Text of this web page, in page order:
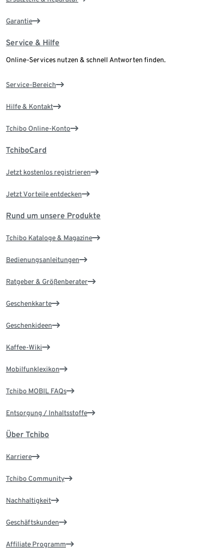
Garantie
Service & Hilfe
Online-Services nutzen & schnell Antworten finden.
Service-Bereich
Hilfe & Kontakt
Tchibo Online-Konto
TchiboCard
Jetzt kostenlos registrieren
Jetzt Vorteile entdecken
Rund um unsere Produkte
Tchibo Kataloge & Magazine
Bedienungsanleitungen
Ratgeber & Größenberater
Geschenkkarte
Geschenkideen
Kaffee-Wiki
Mobilfunklexikon
Tchibo MOBIL FAQs
Entsorgung / Inhaltsstoffe
Über Tchibo
Karriere
Tchibo Community
Nachhaltigkeit
Geschäftskunden
Affiliate Programm